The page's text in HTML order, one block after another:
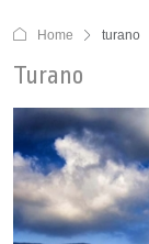
Home turano
Turano